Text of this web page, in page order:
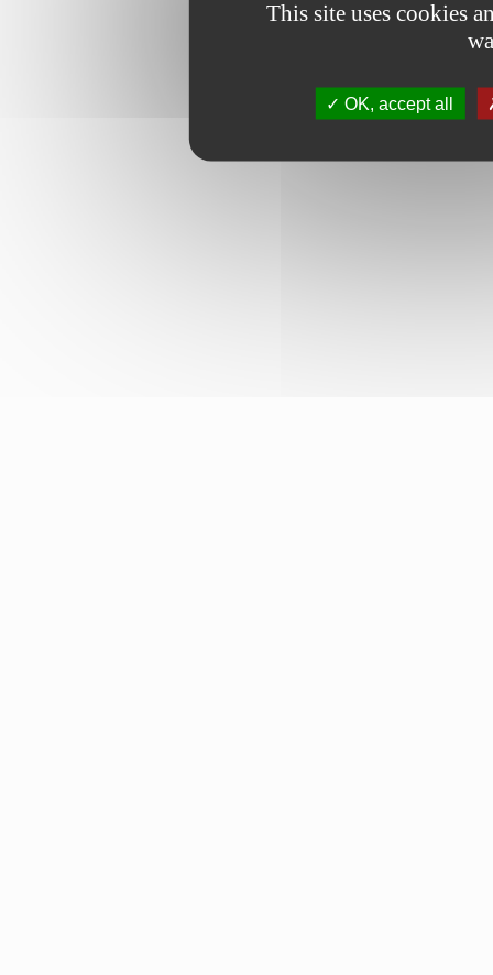
This site uses cookies
OK, accept all